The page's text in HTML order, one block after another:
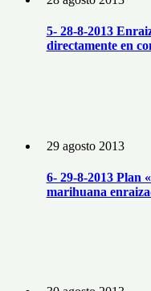
5- 28-8-2013
directamente en
29 agosto 2013
6- 29-8-2013 Plan
marihuana